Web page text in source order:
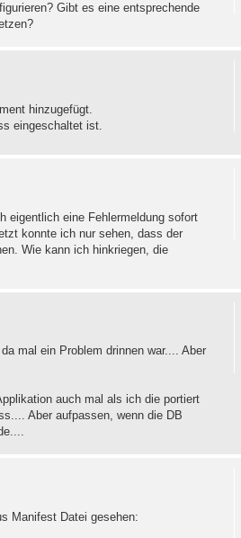
Gibt es eine entsprechende
hinzugefügt.
eingeschaltet ist.
eigentlich eine Fehlermeldung sofort
konnte ich nur sehen, dass der
Wie kann ich hinkriegen, die
mal ein Problem drinnen war.... Aber
auch mal als ich die portiert
Aber aufpassen, wenn die DB
Manifest Datei gesehen: